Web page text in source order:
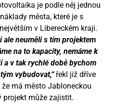
je podle něj jednou
města, které je s
v Libereckém kraji.
ale neuměli s tím projektem
na to kapacity, nemáme k
v tak rychlé době bychom
vybudovat,“řekl již dříve
že má město Jabloneckou
projekt může zajistit.